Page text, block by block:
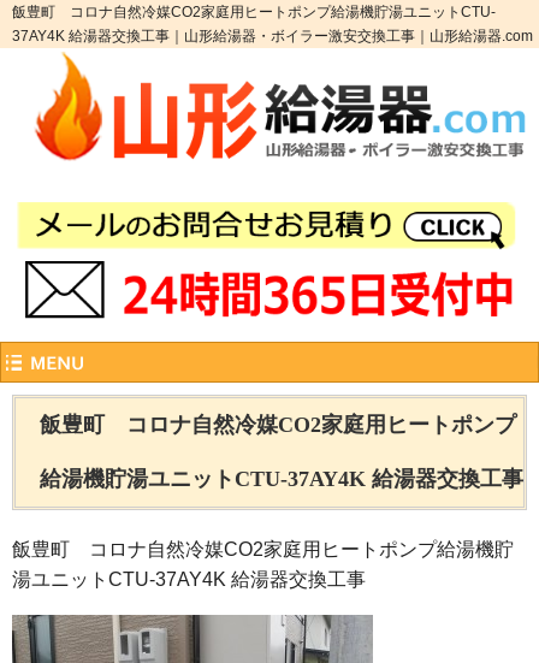
飯豊町 コロナ自然冷媒CO2家庭用ヒートポンプ給湯機貯湯ユニットCTU-
37AY4K 給湯器交換工事｜山形給湯器・ボイラー激安交換工事｜山形給湯器.com
飯豊町 コロナ自然冷媒CO2家庭用ヒートポンプ
給湯機貯湯ユニットCTU-37AY4K 給湯器交換工事
飯豊町 コロナ自然冷媒CO2家庭用ヒートポンプ給湯機貯
湯ユニットCTU-37AY4K 給湯器交換工事